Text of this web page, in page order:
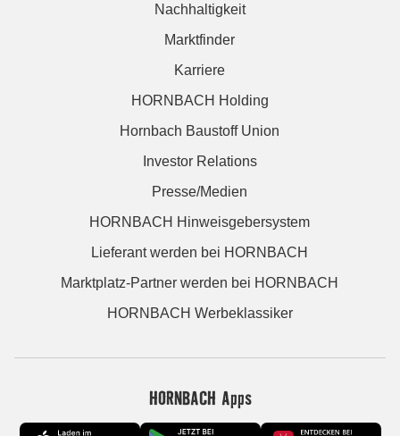
Nachhaltigkeit
Marktfinder
Karriere
HORNBACH Holding
Hornbach Baustoff Union
Investor Relations
Presse/Medien
HORNBACH Hinweisgebersystem
Lieferant werden bei HORNBACH
Marktplatz-Partner werden bei HORNBACH
HORNBACH Werbeklassiker
HORNBACH Apps